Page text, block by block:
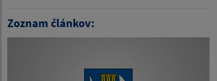
Zoznam článkov: